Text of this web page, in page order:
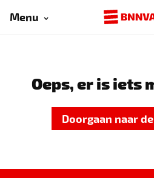
Menu
Oeps, er is iets
Doorgaan naar